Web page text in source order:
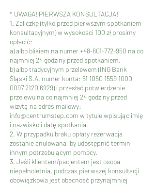
* UWAGA! PIERWSZA KONSULTACJA!
1. Zaliczkę (tylko przed pierwszym spotkaniem
konsultacyjnym) w wysokości 100 zł prosimy
opłacić:
a) albo blikiem na numer +48-601-772-950 na co
najmniej 24 godziny przed spotkaniem,
b) albo tradycyjnym przelewem (ING Bank
Śląski S.A. numer konta: 51 1050 1559 1000
0097 2120 6929) i przesłać potwierdzenie
przelewu na co najmniej 24 godziny przed
wizytą na adres mailowy:
info@centrumstep.com w tytule wpisując imię
i nazwisko i datę spotkania.
2. W przypadku braku opłaty rezerwacja
zostanie anulowana, by udostępnić termin
innym potrzebującym pomocy.
3. Jeśli klientem/pacjentem jest osoba
niepełnoletnia, podczas pierwszej konsultacji
obowiązkowa jest obecność przynajmniej